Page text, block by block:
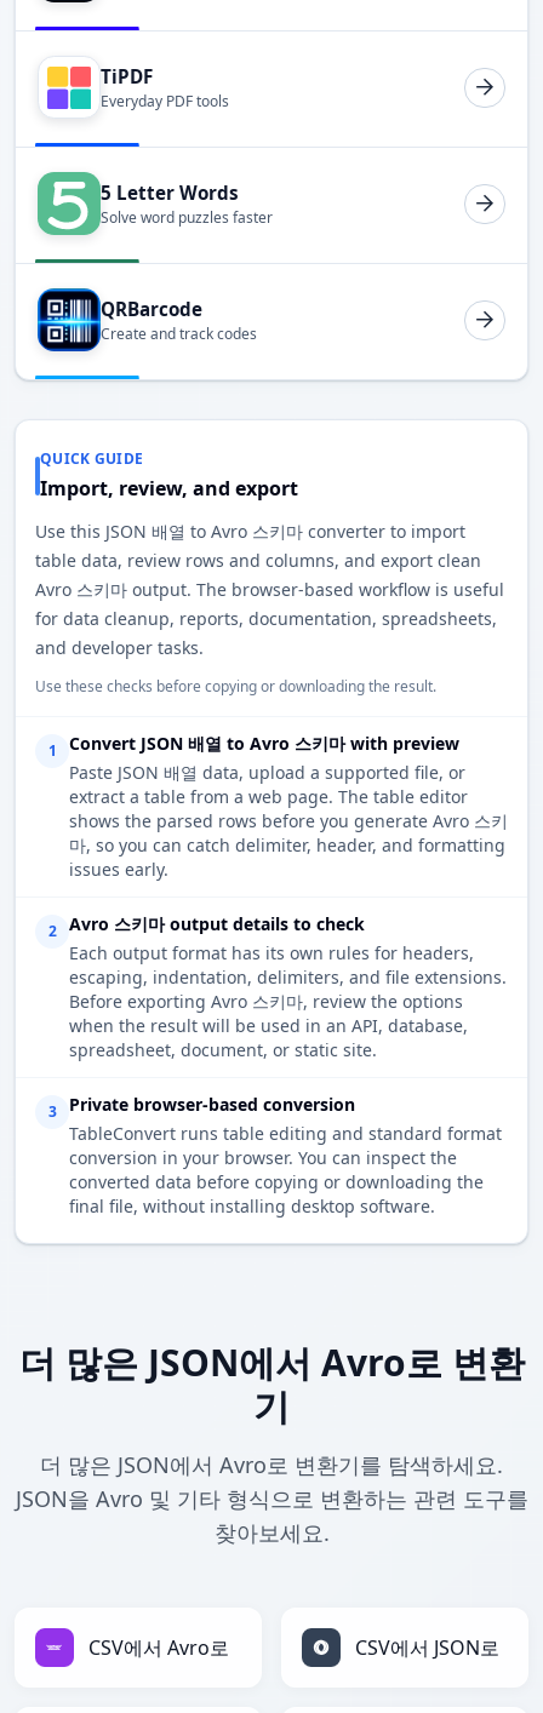
TiPDF
Everyday PDF tools
5 Letter Words
Solve word puzzles faster
QRBarcode
Create and track codes
QUICK GUIDE
Import, review, and export
Use this JSON 배열 to Avro 스키마 converter to import
table data, review rows and columns, and export clean
Avro 스키마 output. The browser-based workflow is useful
for data cleanup, reports, documentation, spreadsheets,
and developer tasks.
Use these checks before copying or downloading the result.
1
Convert JSON 배열 to Avro 스키마 with preview
Paste JSON 배열 data, upload a supported file, or
extract a table from a web page. The table editor
shows the parsed rows before you generate Avro 스키
마, so you can catch delimiter, header, and formatting
issues early.
2
Avro 스키마 output details to check
Each output format has its own rules for headers,
escaping, indentation, delimiters, and file extensions.
Before exporting Avro 스키마, review the options
when the result will be used in an API, database,
spreadsheet, document, or static site.
3
Private browser-based conversion
TableConvert runs table editing and standard format
conversion in your browser. You can inspect the
converted data before copying or downloading the
final file, without installing desktop software.
더 많은 JSON에서 Avro로 변환
기
더 많은 JSON에서 Avro로 변환기를 탐색하세요.
JSON을 Avro 및 기타 형식으로 변환하는 관련 도구를
찾아보세요.
CSV에서 Avro로 CSV에서 JSON로